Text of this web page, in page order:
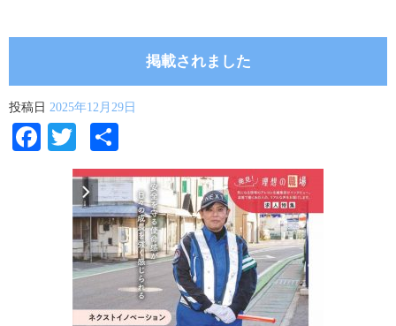
掲載されました
投稿日 2025年12月29日
Facebook
Twitter
有